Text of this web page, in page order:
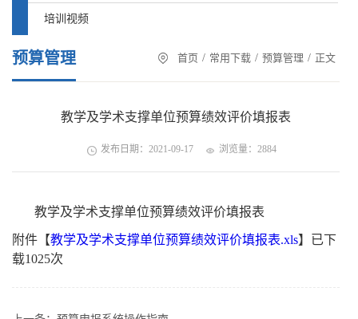
培训视频
预算管理 首页 / 常用下载 / 预算管理 / 正文
教学及学术支撑单位预算绩效评价填报表
发布日期：2021-09-17 浏览量： 2884
教学及学术支撑单位预算绩效评价填报表
附件【教学及学术支撑单位预算绩效评价填报表.xls】已下
载1025次